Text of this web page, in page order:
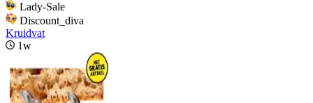
Lady-Sale
Discount_diva
Kruidvat
1w